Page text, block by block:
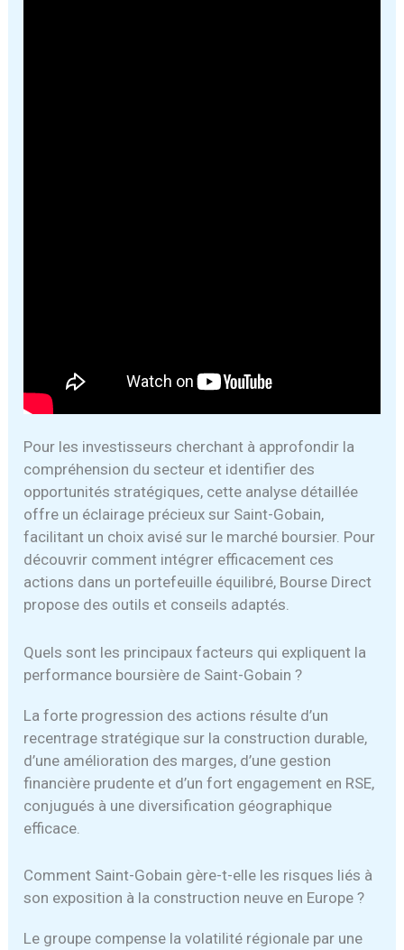
Pour les investisseurs cherchant à approfondir la
compréhension du secteur et identifier des
opportunités stratégiques, cette analyse détaillée
offre un éclairage précieux sur Saint-Gobain,
facilitant un choix avisé sur le marché boursier. Pour
découvrir comment intégrer efficacement ces
actions dans un portefeuille équilibré, Bourse Direct
propose des outils et conseils adaptés.
Quels sont les principaux facteurs qui expliquent la
performance boursière de Saint-Gobain ?
La forte progression des actions résulte d’un
recentrage stratégique sur la construction durable,
d’une amélioration des marges, d’une gestion
financière prudente et d’un fort engagement en RSE,
conjugués à une diversification géographique
efficace.
Comment Saint-Gobain gère-t-elle les risques liés à
son exposition à la construction neuve en Europe ?
Le groupe compense la volatilité régionale par une